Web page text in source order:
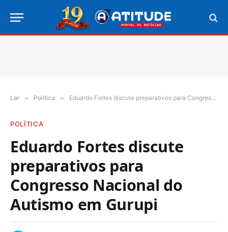
Lar » Política » Eduardo Fortes discute preparativos para Congresso Nacional do Autismo em Gurupi
POLÍTICA
Eduardo Fortes discute
preparativos para
Congresso Nacional do
Autismo em Gurupi